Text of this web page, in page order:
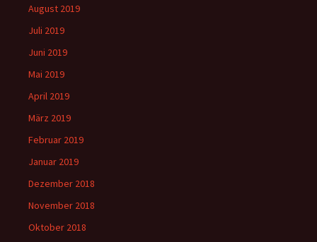
August 2019
Juli 2019
Juni 2019
Mai 2019
April 2019
März 2019
Februar 2019
Januar 2019
Dezember 2018
November 2018
Oktober 2018